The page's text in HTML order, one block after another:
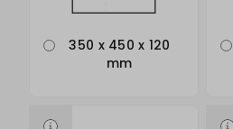
350 x 450 x 120
mm